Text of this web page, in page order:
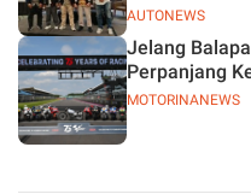
AUTONEWS
MOTORINANEWS
Jelang
Perpanjang